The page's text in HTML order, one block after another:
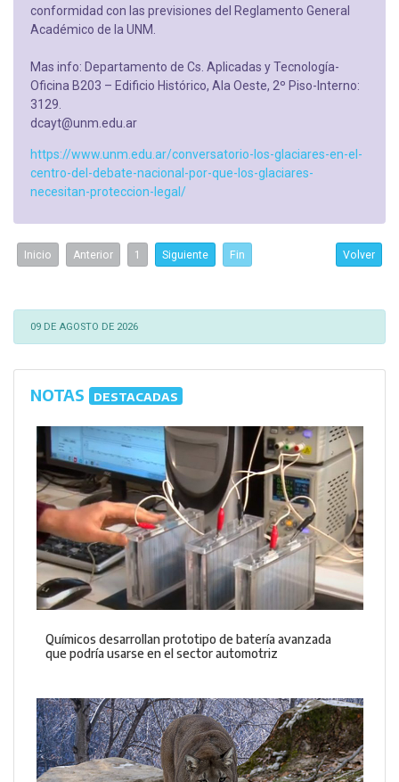
conformidad con las previsiones del Reglamento General
Académico de la UNM.
Mas info: Departamento de Cs. Aplicadas y Tecnología-
Oficina B203 – Edificio Histórico, Ala Oeste, 2º Piso-Interno:
3129.
dcayt@unm.edu.ar
https://www.unm.edu.ar/conversatorio-los-glaciares-en-el-
centro-del-debate-nacional-por-que-los-glaciares-
necesitan-proteccion-legal/
Inicio Anterior 1 Siguiente Fin Volver
09 DE AGOSTO DE 2026
NOTAS DESTACADAS
Químicos desarrollan prototipo de batería avanzada
que podría usarse en el sector automotriz